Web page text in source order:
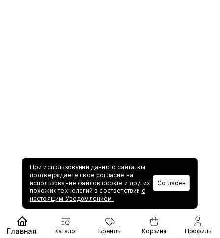
При использовании данного сайта, вы
подтверждаете свое согласие на
использование файлов cookie и других
похожих технологий в соответствии с
настоящим Уведомлением.
Согласен
Главная Каталог Бренды Корзина Профиль